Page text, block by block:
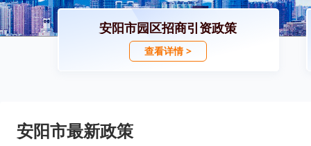
安阳市园区招商引资政策
查看详情 >
安阳市最新政策